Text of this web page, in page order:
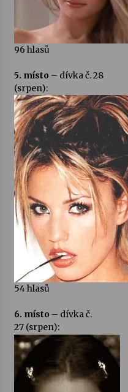
96 hlasů
5. místo – dívka č. 28
(srpen):
54 hlasů
6. místo – dívka č.
27 (srpen):